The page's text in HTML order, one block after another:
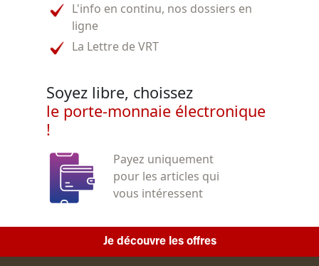
L'info en continu, nos dossiers en
ligne
La Lettre de VRT
Soyez libre, choissez
le porte-monnaie électronique
!
Payez uniquement
pour les articles qui
vous intéressent
Je découvre les offres